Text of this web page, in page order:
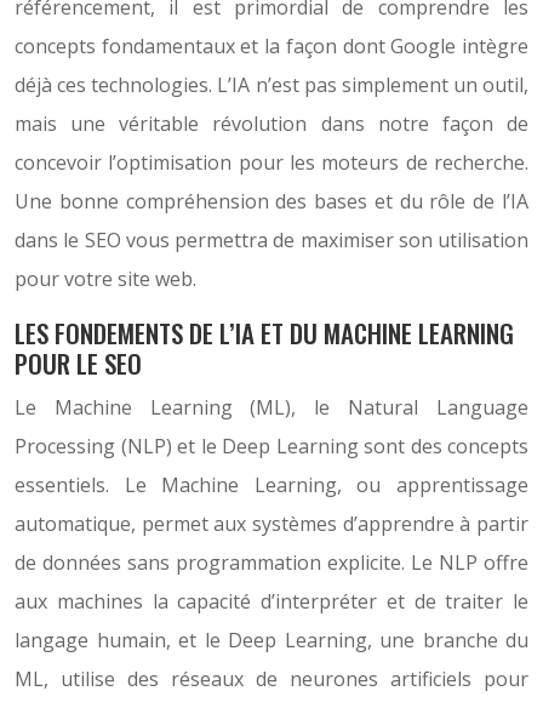
référencement, il est primordial de comprendre les
concepts fondamentaux et la façon dont Google intègre
déjà ces technologies. L’IA n’est pas simplement un outil,
mais une véritable révolution dans notre façon de
concevoir l’optimisation pour les moteurs de recherche.
Une bonne compréhension des bases et du rôle de l’IA
dans le SEO vous permettra de maximiser son utilisation
pour votre site web.
LES FONDEMENTS DE L’IA ET DU MACHINE LEARNING
POUR LE SEO
Le Machine Learning (ML), le Natural Language
Processing (NLP) et le Deep Learning sont des concepts
essentiels. Le Machine Learning, ou apprentissage
automatique, permet aux systèmes d’apprendre à partir
de données sans programmation explicite. Le NLP offre
aux machines la capacité d’interpréter et de traiter le
langage humain, et le Deep Learning, une branche du
ML, utilise des réseaux de neurones artificiels pour